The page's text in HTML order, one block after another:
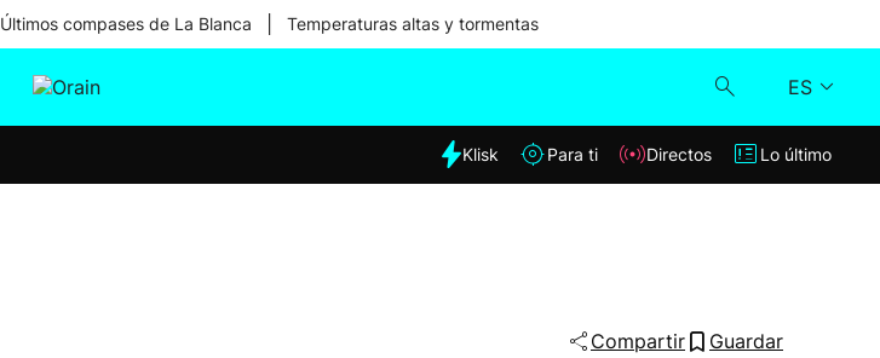
Últimos compases de La Blanca Temperaturas altas y tormentas
ES
Klisk
Klisk Para ti Directos Lo último
Compartir Guardar